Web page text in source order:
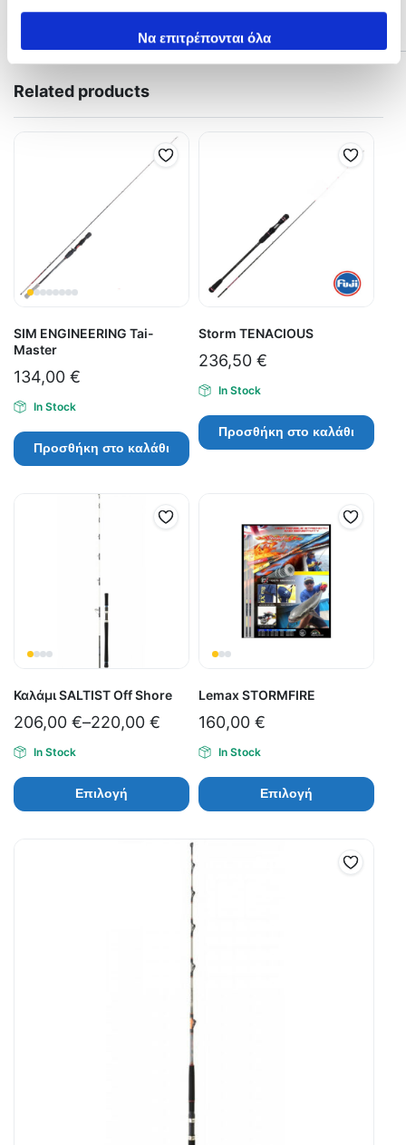
έχουν συλλέξει σε σχέση με την από μέρους σας χρήση
των υπηρεσιών τους.Να επιτρέπονται όλα
Spinning 2,00 μ
360
–
1
Related products
SIM ENGINEERING Tai-
Master
134,00 €
In Stock
Προσθήκη στο καλάθι
Storm TENACIOUS
236,50 €
In Stock
Προσθήκη στο καλάθι
Καλάμι SALTIST Off Shore
206,00 €–220,00 €
In Stock
Επιλογή
Lemax STORMFIRE
160,00 €
In Stock
Επιλογή